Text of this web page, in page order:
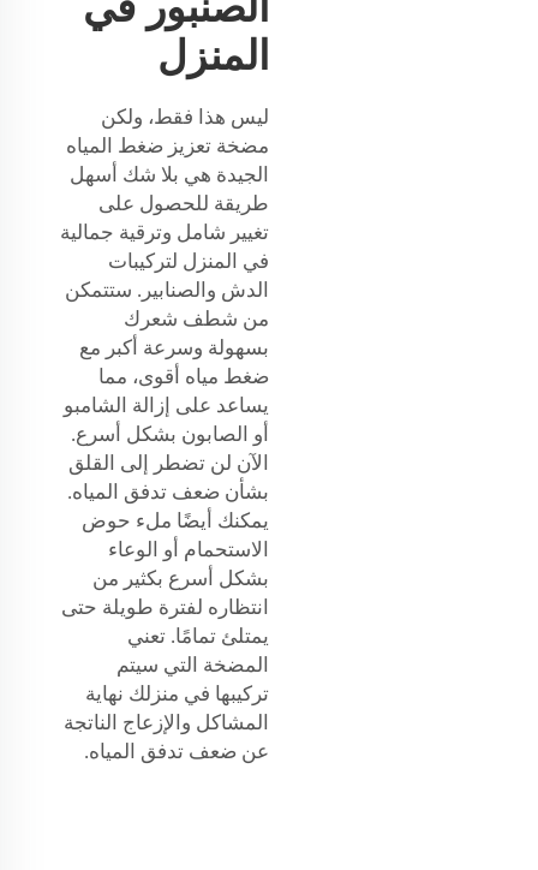
المنزل
ليس هذا فقط، ولكن
مضخة تعزيز ضغط المياه
الجيدة هي بلا شك أسهل
طريقة للحصول على
تغيير شامل وترقية جمالية
في المنزل لتركيبات
الدش والصنابير. ستتمكن
من شطف شعرك
بسهولة وسرعة أكبر مع
ضغط مياه أقوى، مما
يساعد على إزالة الشامبو
أو الصابون بشكل أسرع.
الآن لن تضطر إلى القلق
بشأن ضعف تدفق المياه.
يمكنك أيضًا ملء حوض
الاستحمام أو الوعاء
بشكل أسرع بكثير من
انتظاره لفترة طويلة حتى
يمتلئ تمامًا. تعني
المضخة التي سيتم
تركيبها في منزلك نهاية
المشاكل والإزعاج الناتجة
عن ضعف تدفق المياه.